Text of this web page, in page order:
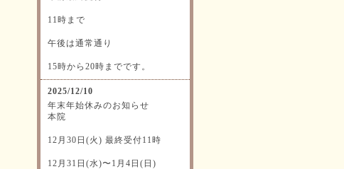
11時まで
午後は通常通り
15時から20時までです。
2025/12/10
年末年始休みのお知らせ
本院
12月30日(火) 最終受付11時
12月31日(水)〜1月4日(日)